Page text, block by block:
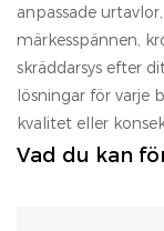
anpassade
märkesspännen,
skräddarsys efter
lösningar för varje
kvalitet eller
Vad du kan